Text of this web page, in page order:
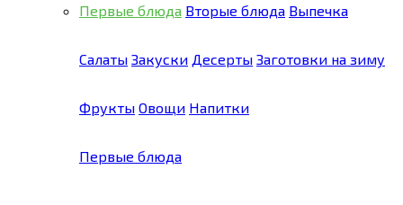
Первые блюда Вторые блюда Выпечка
Салаты Закуски Десерты Заготовки на зиму
Фрукты Овощи Напитки
Первые блюда